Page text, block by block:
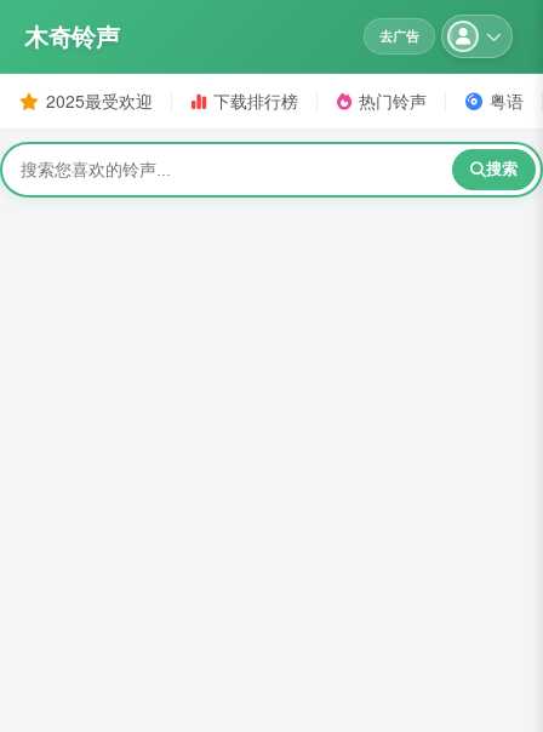
木奇铃声 去广告
2025最受欢迎 下载排行榜 热门铃声 粤语
搜索